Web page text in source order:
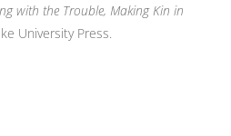
with the Trouble, Making Kin in
University Press.